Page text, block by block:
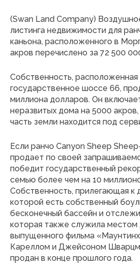
(Swan Land Company)
листинга недвижимости для
каньона, расположенного в
акров перечислено за 72 500
Собственность, расположенная
государственное шоссе 66,
миллиона долларов. Он
неразвитых дома на 5000
часть земли находится под
Если ранчо Canyon Sheep
продает по своей
победит государственный
семью более чем на 10
Собственность, прилегающая к
которой есть собственный
бесконечный бассейн и
которая также служила местом
выпущенного фильма
Кареллом и Джейсоном
продан в конце прошлого года.